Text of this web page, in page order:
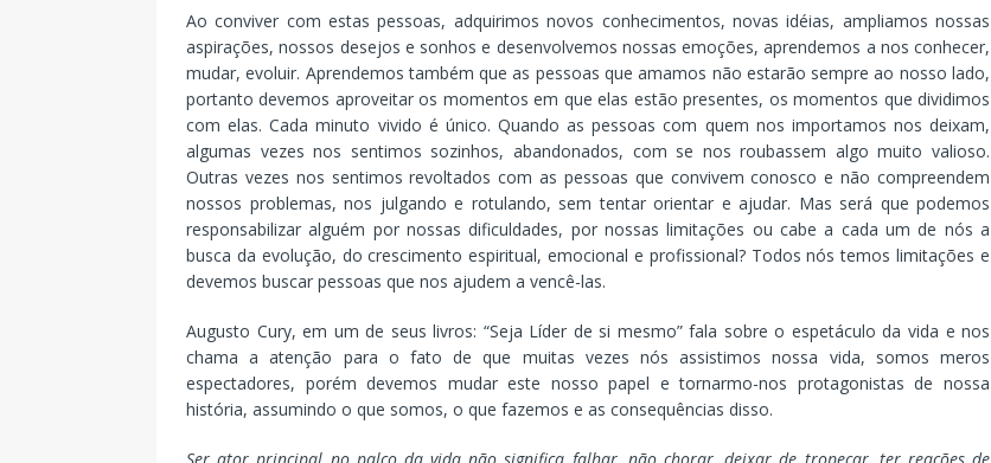
Ao conviver com estas pessoas, adquirimos novos conhecimentos, novas idéias, ampliamos nossas
aspirações, nossos desejos e sonhos e desenvolvemos nossas emoções, aprendemos a nos conhecer,
mudar, evoluir. Aprendemos também que as pessoas que amamos não estarão sempre ao nosso lado,
portanto devemos aproveitar os momentos em que elas estão presentes, os momentos que dividimos
com elas. Cada minuto vivido é único. Quando as pessoas com quem nos importamos nos deixam,
algumas vezes nos sentimos sozinhos, abandonados, com se nos roubassem algo muito valioso.
Outras vezes nos sentimos revoltados com as pessoas que convivem conosco e não compreendem
nossos problemas, nos julgando e rotulando, sem tentar orientar e ajudar. Mas será que podemos
responsabilizar alguém por nossas dificuldades, por nossas limitações ou cabe a cada um de nós a
busca da evolução, do crescimento espiritual, emocional e profissional? Todos nós temos limitações e
devemos buscar pessoas que nos ajudem a vencê-las.
Augusto Cury, em um de seus livros: “Seja Líder de si mesmo” fala sobre o espetáculo da vida e nos
chama a atenção para o fato de que muitas vezes nós assistimos nossa vida, somos meros
espectadores, porém devemos mudar este nosso papel e tornarmo-nos protagonistas de nossa
história, assumindo o que somos, o que fazemos e as consequências disso.